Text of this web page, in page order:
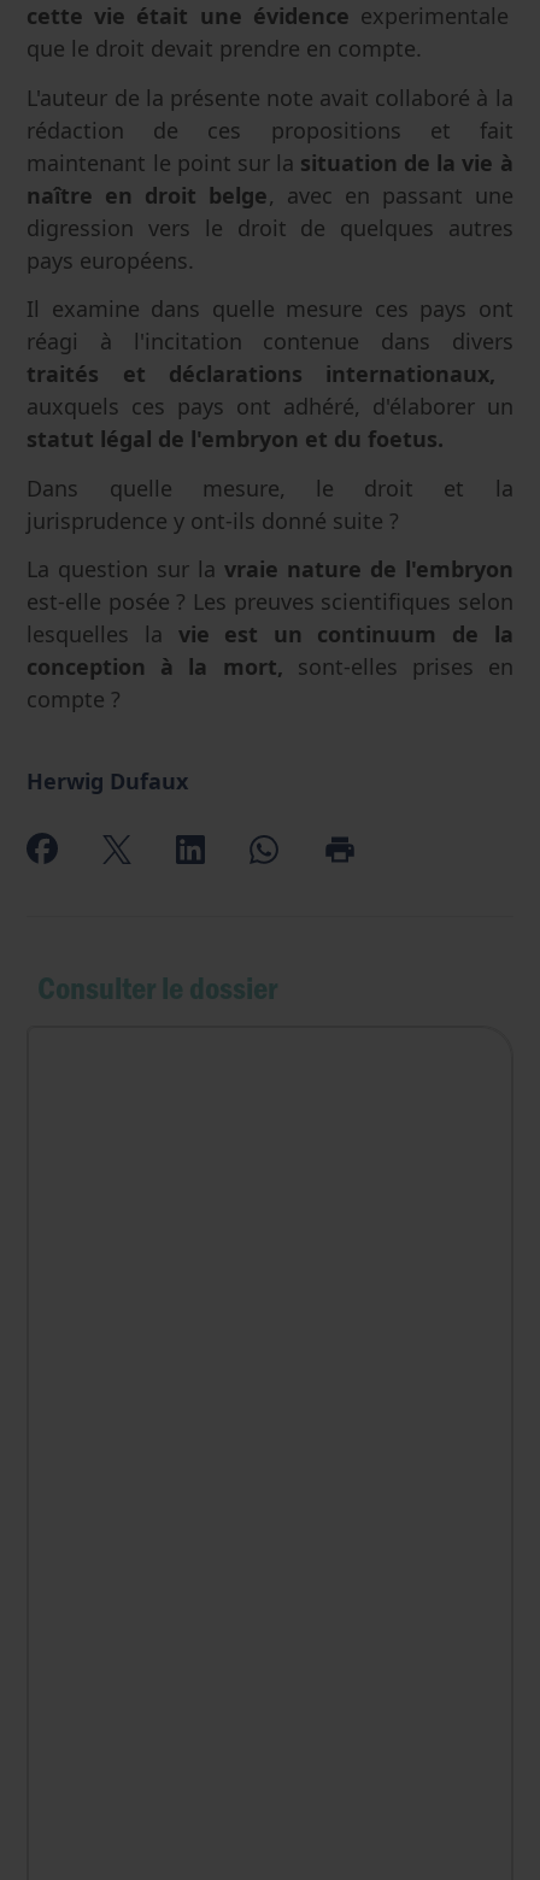
cette vie était une évidence experimentale
que le droit devait prendre en compte.
L'auteur de la présente note avait collaboré à la
rédaction de ces propositions et fait
maintenant le point sur la situation de la vie à
naître en droit belge, avec en passant une
digression vers le droit de quelques autres
pays européens.
Il examine dans quelle mesure ces pays ont
réagi à l'incitation contenue dans divers
traités et déclarations internationaux,
auxquels ces pays ont adhéré, d'élaborer un
statut légal de l'embryon et du foetus.
Dans quelle mesure, le droit et la
jurisprudence y ont-ils donné suite ?
La question sur la vraie nature de l'embryon
est-elle posée ? Les preuves scientifiques selon
lesquelles la vie est un continuum de la
conception à la mort, sont-elles prises en
compte ?
Herwig Dufaux
Consulter le dossier